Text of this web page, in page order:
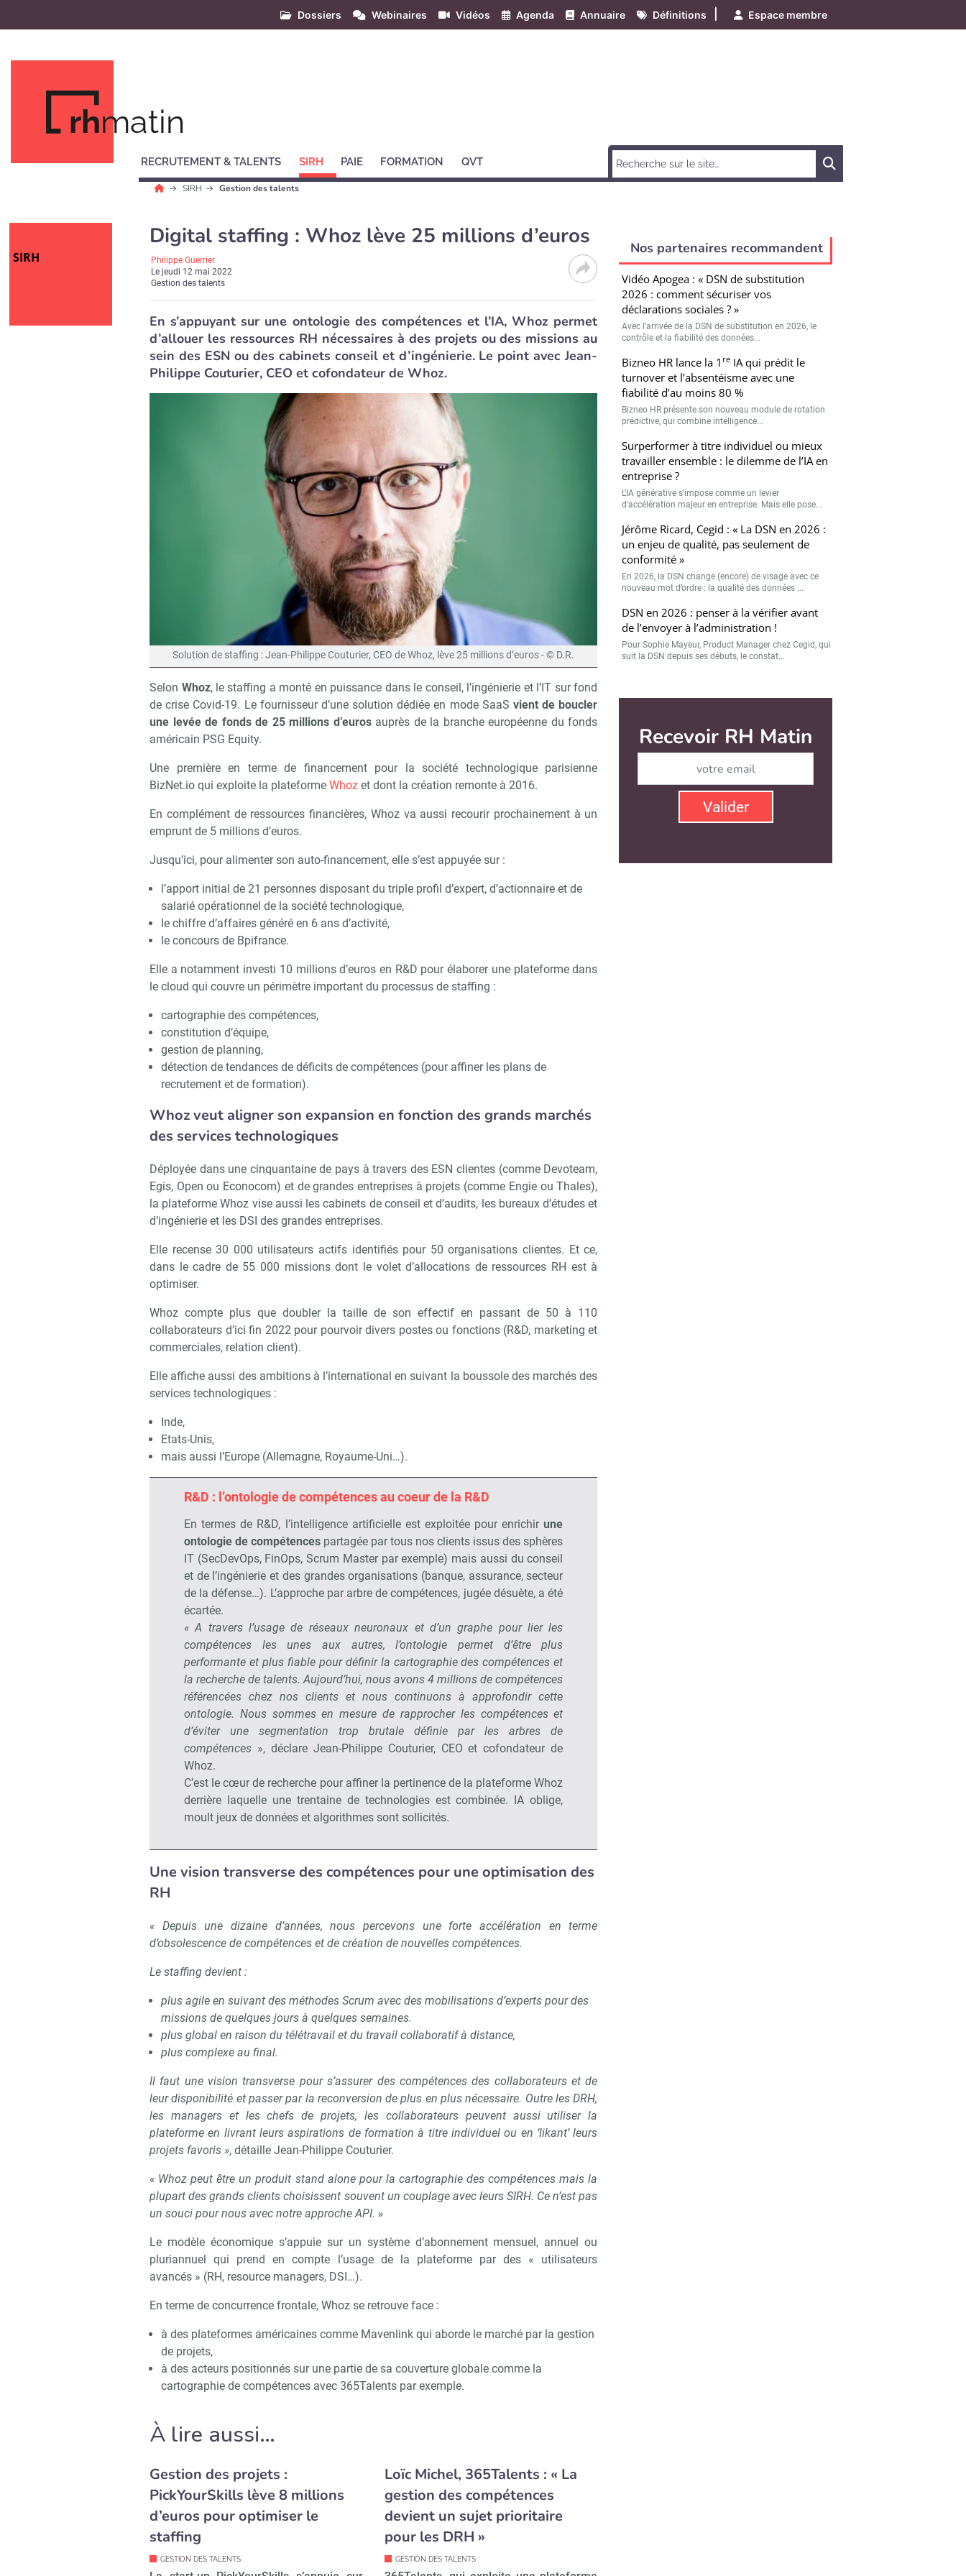
Dossiers Webinaires Vidéos Agenda Annuaire Définitions Espace membre
rhmatin
RECRUTEMENT & TALENTS SIRH PAIE FORMATION QVT
SIRH Gestion des talents
SIRH
Digital staffing : Whoz lève 25 millions d’euros
Philippe Guerrier
Lejeudi 12 mai 2022
Gestion des talents
En s’appuyant sur une ontologie des compétences et l’IA, Whoz permet
d’allouer les ressources RH nécessaires à des projets ou des missions au
sein des ESN ou des cabinets conseil et d’ingénierie. Le point avec Jean-
Philippe Couturier, CEO et cofondateur de Whoz.
Solution de staffing : Jean-Philippe Couturier, CEO de Whoz, lève 25 millions d’euros - © D.R.
Selon Whoz, le staffing a monté en puissance dans le conseil, l’ingénierie et l’IT sur fond
de crise Covid-19. Le fournisseur d’une solution dédiée en mode SaaS vient de boucler
une levée de fonds de 25 millions d’eurosauprès de la branche européenne du fonds
américain PSG Equity.
Une première en terme de financement pour la société technologique parisienne
BizNet.io qui exploite la plateforme Whoz et dont la création remonte à 2016.
En complément de ressources financières, Whoz va aussi recourir prochainement à un
emprunt de 5 millions d’euros.
Jusqu’ici, pour alimenter son auto-financement, elle s’est appuyée sur :
l’apport initial de 21 personnes disposant du triple profil d’expert, d’actionnaire et de
salarié opérationnel de la société technologique,
le chiffre d’affaires généré en 6 ans d’activité,
le concours de Bpifrance.
Elle a notamment investi 10 millions d’euros en R&D pour élaborer une plateforme dans
le cloud qui couvre un périmètre important du processus de staffing :
cartographie des compétences,
constitution d’équipe,
gestion de planning,
détection de tendances de déficits de compétences (pour affiner les plans de
recrutement et de formation).
Whoz veut aligner son expansion en fonction des grands marchés
des services technologiques
Déployée dans une cinquantaine de pays à travers des ESN clientes (comme Devoteam,
Egis, Open ou Econocom) et de grandes entreprises à projets (comme Engie ou Thales),
la plateforme Whoz vise aussi les cabinets de conseil et d’audits, les bureaux d’études et
d’ingénierie et les DSI des grandes entreprises.
Elle recense 30 000 utilisateurs actifs identifiés pour 50 organisations clientes. Et ce,
dans le cadre de 55 000 missions dont le volet d’allocations de ressources RH est à
optimiser.
Whoz compte plus que doubler la taille de son effectif en passant de 50 à 110
collaborateurs d’ici fin 2022 pour pourvoir divers postes ou fonctions (R&D, marketing et
commerciales, relation client).
Elle affiche aussi des ambitions à l’international en suivant la boussole des marchés des
services technologiques :
Inde,
Etats-Unis,
mais aussi l’Europe (Allemagne, Royaume-Uni…).
R&D : l’ontologie de compétences au coeur de la R&D
En termes de R&D, l’intelligence artificielle est exploitée pour enrichirune
ontologie de compétences partagée par tous nos clients issus des sphères
IT (SecDevOps, FinOps, Scrum Master par exemple) mais aussi du conseil
et de l’ingénierie et des grandes organisations (banque, assurance, secteur
de la défense…). L’approche par arbre de compétences, jugée désuète, a été
écartée.
« A travers l’usage de réseaux neuronaux et d’un graphe pour lier les
compétences les unes aux autres, l’ontologie permet d’être plus
performante et plus fiable pour définir la cartographie des compétences et
la recherche de talents. Aujourd’hui, nous avons 4 millions de compétences
référencées chez nos clients et nous continuons à approfondir cette
ontologie. Nous sommes en mesure de rapprocher les compétences et
d’éviter une segmentation trop brutale définie par les arbres de
compétences », déclare Jean-Philippe Couturier, CEO et cofondateur de
Whoz.
C’est le cœur de recherche pour affiner la pertinence de la plateforme Whoz
derrière laquelle une trentaine de technologies est combinée. IA oblige,
moult jeux de données et algorithmes sont sollicités.
Une vision transverse des compétences pour une optimisation des
RH
« Depuis une dizaine d’années, nous percevons une forte accélération en terme
d’obsolescence de compétences et de création de nouvelles compétences.
Le staffing devient :
plus agile en suivant des méthodes Scrum avec des mobilisations d’experts pour des
missions de quelques jours à quelques semaines.
plus global en raison du télétravail et du travail collaboratif à distance,
plus complexe au final.
Il faut une vision transverse pour s’assurer des compétences des collaborateurs et de
leur disponibilité et passer par la reconversion de plus en plus nécessaire. Outre les DRH,
les managers et les chefs de projets, les collaborateurs peuvent aussi utiliser la
plateforme en livrant leurs aspirations de formation à titre individuel ou en ‘likant’ leurs
projets favoris », détaille Jean-Philippe Couturier.
« Whoz peut être un produit stand alone pour la cartographie des compétences mais la
plupart des grands clients choisissent souvent un couplage avec leurs SIRH. Ce n’est pas
un souci pour nous avec notre approche API. »
Le modèle économique s’appuie sur un système d’abonnement mensuel, annuel ou
pluriannuel qui prend en compte l’usage de la plateforme par des « utilisateurs
avancés » (RH, resource managers, DSI…).
En terme de concurrence frontale, Whoz se retrouve face :
à des plateformes américaines comme Mavenlink qui aborde le marché par la gestion
de projets,
à des acteurs positionnés sur une partie de sa couverture globale comme la
cartographie de compétences avec 365Talents par exemple.
À lire aussi…
Gestion des projets :
PickYourSkills lève 8 millions
d’euros pour optimiser le
staffing
GESTION DES TALENTS
Loïc Michel, 365Talents : « La
gestion des compétences
devient un sujet prioritaire
pour les DRH »
GESTION DES TALENTS
Nos partenaires recommandent
Vidéo Apogea : « DSN de substitution
2026 : comment sécuriser vos
déclarations sociales ? »
Avec l’arrivée de la DSN de substitution en 2026, le
contrôle et la fiabilité des données...
Bizneo HR lance la 1 reIA qui prédit le
turnover et l’absentéisme avec une
fiabilité d’au moins 80 %
Bizneo HR présente son nouveau module de rotation
prédictive, qui combine intelligence...
Surperformer à titre individuel ou mieux
travailler ensemble : le dilemme de l’IA en
entreprise ?
L’IA générative s’impose comme un levier
d’accélération majeur en entreprise. Mais elle pose...
Jérôme Ricard, Cegid : « La DSN en 2026 :
un enjeu de qualité, pas seulement de
conformité »
En 2026, la DSN change (encore) de visage avec ce
nouveau mot d’ordre : la qualité des données ...
DSN en 2026 : penser à la vérifier avant
de l’envoyer à l’administration !
Pour Sophie Mayeur, Product Manager chez Cegid, qui
suit la DSN depuis ses débuts, le constat...
Recevoir RH Matin Abonnez-vous à notre newsletter
Non merci, je reçois déjà ! Je déciderai plus tard